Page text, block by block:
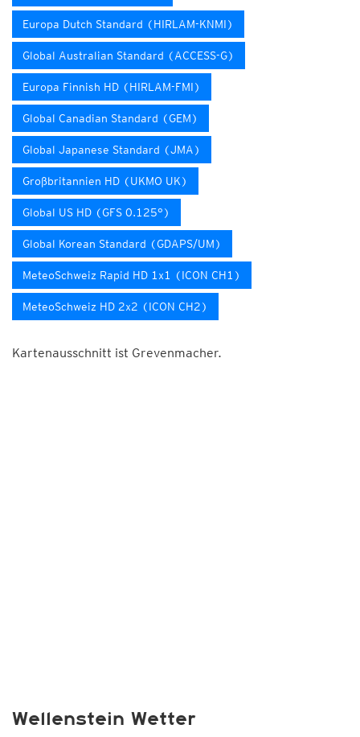
Europa Dutch Standard (HIRLAM-KNMI)
Global Australian Standard (ACCESS-G)
Europa Finnish HD (HIRLAM-FMI)
Global Canadian Standard (GEM)
Global Japanese Standard (JMA)
Großbritannien HD (UKMO UK)
Global US HD (GFS 0.125°)
Global Korean Standard (GDAPS/UM)
MeteoSchweiz Rapid HD 1x1 (ICON CH1)
MeteoSchweiz HD 2x2 (ICON CH2)
Kartenausschnitt ist Grevenmacher.
Wellenstein Wetter